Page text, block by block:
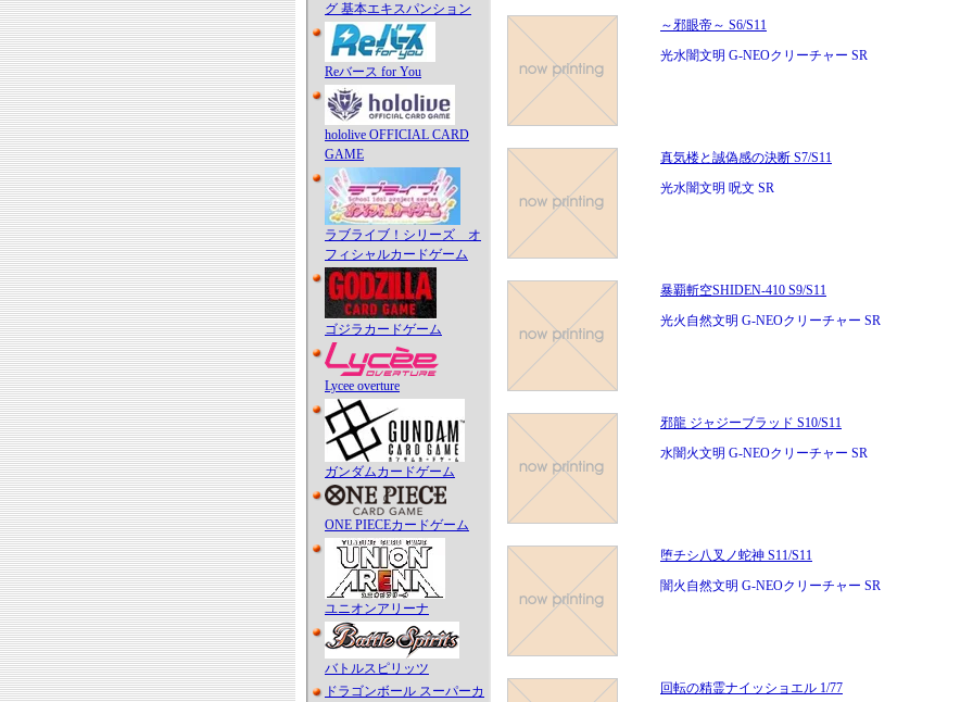
グ 基本エキスパンション
Reバース for You
hololive OFFICIAL CARD
GAME
ラブライブ！シリーズ オ
フィシャルカードゲーム
ゴジラカードゲーム
Lycee overture
ガンダムカードゲーム
ONE PIECEカードゲーム
ユニオンアリーナ
バトルスピリッツ
ドラゴンボール スーパーカ
～邪眼帝～ S6/S11
光水闇文明 G-NEOクリーチャー SR
真気楼と誠偽感の決断 S7/S11
光水闇文明 呪文 SR
暴覇斬空SHIDEN-410 S9/S11
光火自然文明 G-NEOクリーチャー SR
邪龍 ジャジーブラッド S10/S11
水闇火文明 G-NEOクリーチャー SR
堕チシ八叉ノ蛇神 S11/S11
闇火自然文明 G-NEOクリーチャー SR
回転の精霊ナイッショエル 1/77